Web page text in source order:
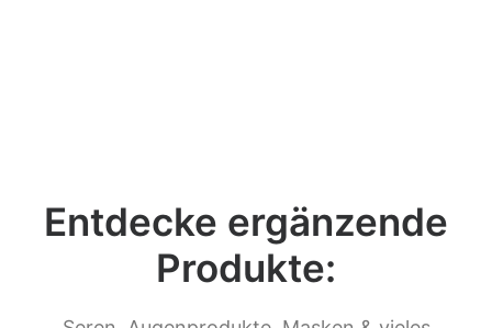
Entdecke ergänzende
Produkte: